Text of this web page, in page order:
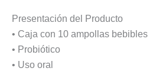
Presentación del Producto
• Caja con 10 ampollas bebibles
• Probiótico
• Uso oral